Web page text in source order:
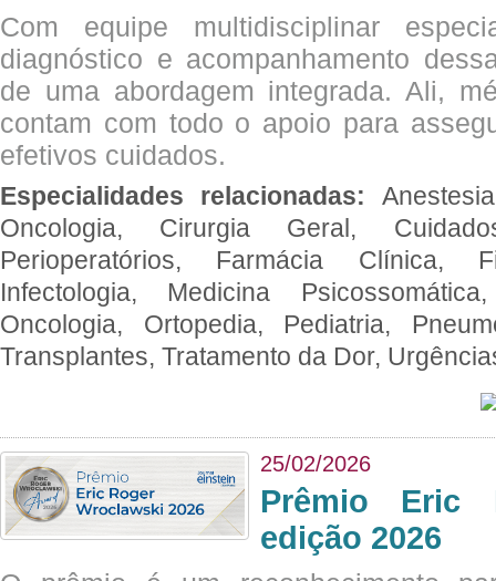
Com equipe multidisciplinar
diagnóstico e acompanhamento
de uma abordagem integrada. Ali,
contam com todo o apoio para
efetivos cuidados.
Especialidades relacionadas:
Oncologia, Cirurgia Geral,
Perioperatórios, Farmácia Clínica,
Infectologia, Medicina
Oncologia, Ortopedia, Pediatria,
Transplantes, Tratamento da Dor,
25/02/2026
Prêmio Eric
edição 2026